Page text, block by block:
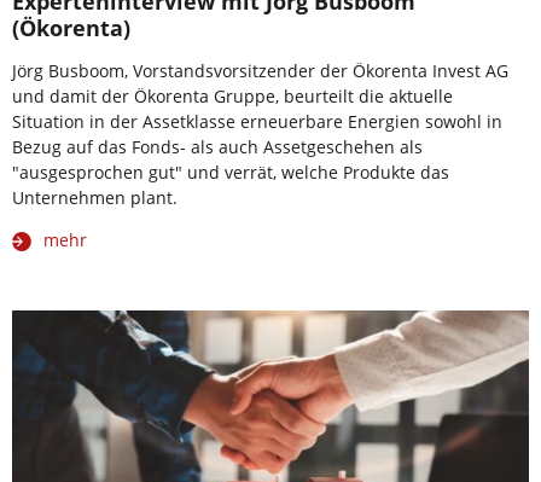
(Ökorenta)
Jörg Busboom, Vorstandsvorsitzender der Ökorenta Invest AG
und damit der Ökorenta Gruppe, beurteilt die aktuelle
Situation in der Assetklasse erneuerbare Energien sowohl in
Bezug auf das Fonds- als auch Assetgeschehen als
"ausgesprochen gut" und verrät, welche Produkte das
Unternehmen plant.
mehr